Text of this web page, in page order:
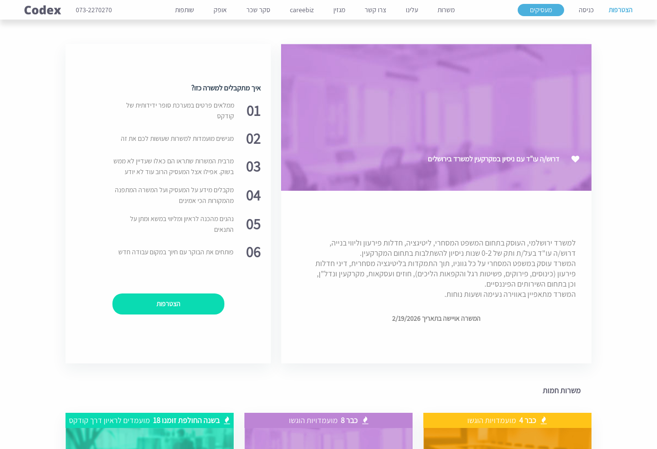
הצטרפות כניסה מעסיקים משרות עלינו צרו קשר מגזין careebiz סקר שכר אופק שותפות 073-2270270
דרוש/ה עו"ד עם ניסיון במקרקעין למשרד בירושלים
למשרד ירושלמי, העוסק בתחום המשפט המסחרי, ליטיגציה, חדלות פירעון וליווי בנייה,
דרוש/ה עו"ד בעל/ת ותק של 0-2 שנות ניסיון להשתלבות בתחום המקרקעין.
המשרד עוסק במשפט המסחרי על כל גווניו, תוך התמקדות בליטיגציה מסחרית, דיני חדלות
פירעון (כינוסים, פירוקים, פשיטות רגל והקפאות הליכים), חוזים ועסקאות, מקרקעין ונדל”ן,
וכן בתחום השירותים הפיננסיים.
המשרד מתאפיין באווירה נעימה ושעות נוחות.
המשרה אויישה בתאריך 2/19/2026
איך מתקבלים למשרה כזו?
01
ממלאים פרטים במערכת סופר ידידותית של
קודקס
02 מגישים מועמדות למשרות שעושות לכם את זה
03
מרבית המשרות שתראו הם כאלו שעדיין לא ממש
בשוק. אפילו אצל המעסיק הרוב עוד לא יודע
04
מקבלים מידע על המעסיק ועל המשרה המתפנה
מהמקורות הכי אמינים
05
נהנים מהכנה לראיון ומליווי במשא ומתן על
התנאים
06 פותחים את הבוקר עם חיוך במקום עבודה חדש
הצטרפות
משרות חמות
כבר 4 מועמדויות הוגשו כבר 8 מועמדויות הוגשו בשנה החולפת זומנו 18 מועמדים לראיון דרך קודקס